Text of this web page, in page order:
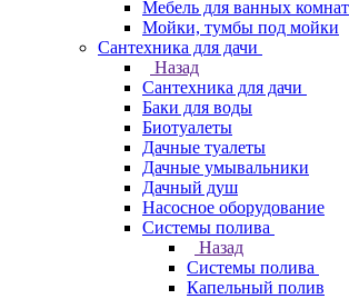
Мебель для ванных комнат
Мойки, тумбы под мойки
Сантехника для дачи
Назад
Сантехника для дачи
Баки для воды
Биотуалеты
Дачные туалеты
Дачные умывальники
Дачный душ
Насосное оборудование
Системы полива
Назад
Системы полива
Капельный полив